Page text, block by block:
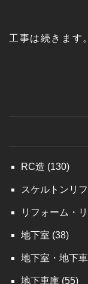
工事は続きます。
RC造 (130)
スケルトンリ
リフォーム・
地下室 (38)
地下室・地下
地下車庫 (55)